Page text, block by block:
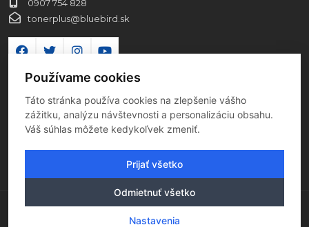
0907 754 828
tonerplus@bluebird.sk
Copyright 2026 Všetky práva vyhradené
Používame cookies
Táto stránka používa cookies na zlepšenie vášho
zážitku, analýzu návštevnosti a personalizáciu obsahu.
Váš súhlas môžete kedykoľvek zmeniť.
Prijať všetko
Odmietnuť všetko
Nastavenia